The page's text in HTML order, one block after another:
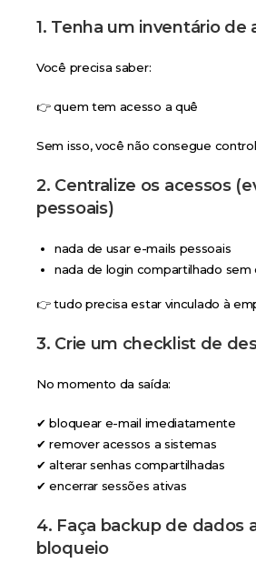
1. Tenha um inventário de
Você precisa saber:
👉 quem tem acesso a quê
Sem isso, você não consegue
2. Centralize os acessos
pessoais)
nada de usar e-mails pessoais
nada de login compartilhado sem
👉 tudo precisa estar vinculado à
3. Crie um checklist de
No momento da saída:
✔ bloquear e-mail imediatamente
✔ remover acessos a sistemas
✔ alterar senhas compartilhadas
✔ encerrar sessões ativas
4. Faça backup de dados
bloqueio